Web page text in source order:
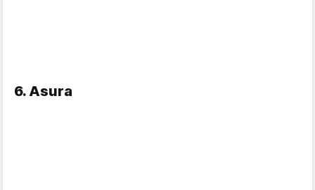
6. Asura